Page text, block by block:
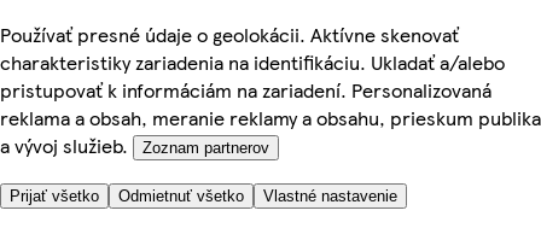
Používať presné údaje o geolokácii. Aktívne skenovať
charakteristiky zariadenia na identifikáciu. Ukladať a/alebo
pristupovať k informáciám na zariadení. Personalizovaná
reklama a obsah, meranie reklamy a obsahu, prieskum publika
a vývoj služieb.
Zoznam partnerov
Prijať všetko Odmietnuť všetko Vlastné nastavenie